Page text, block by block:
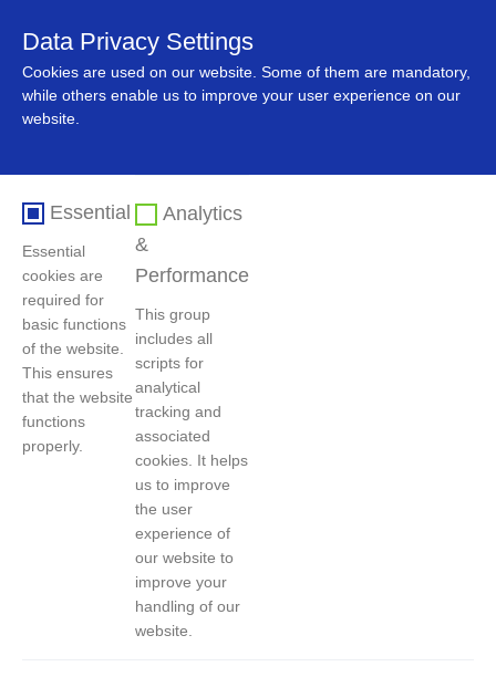
Data Privacy Settings
Cookies are used on our website. Some of them are mandatory,
while others enable us to improve your user experience on our
website.
Essential
Essential
cookies are
required for
basic functions
of the website.
This ensures
that the website
functions
properly.
Analytics
&
Performance
This group
includes all
scripts for
analytical
tracking and
associated
cookies. It helps
us to improve
the user
experience of
our website to
improve your
handling of our
website.
>社会招聘
过滤条件